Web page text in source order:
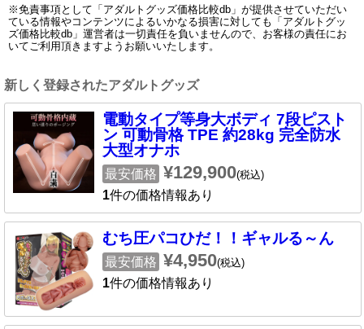
※免責事項として「アダルトグッズ価格比較db」が提供させていただい
ている情報やコンテンツによるいかなる損害に対しても「アダルトグッ
ズ価格比較db」運営者は一切責任を負いませんので、お客様の責任にお
いてご利用頂きますようお願いいたします。
新しく登録されたアダルトグッズ
電動タイプ等身大ボディ 7段ピスト
ン 可動骨格 TPE 約28kg 完全防水
大型オナホ
最安価格 ¥129,900(税込)
1件の価格情報あり
むち圧パコひだ！！ギャルる～ん
最安価格 ¥4,950(税込)
1件の価格情報あり